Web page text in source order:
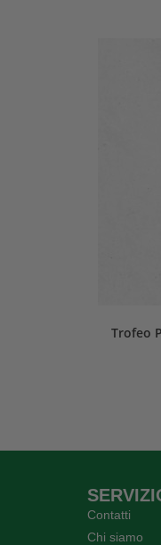
Trofeo
Contatti
Chi siamo